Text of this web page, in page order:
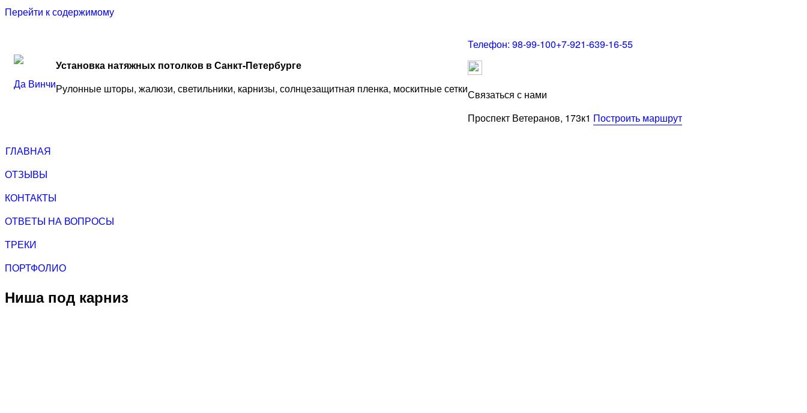
Перейти к содержимому
Да Винчи
Установка натяжных потолков в Санкт-Петербурге
Рулонные шторы, жалюзи, светильники, карнизы, солнцезащитная пленка, москитные сетки
Телефон: 98-99-100+7-921-639-16-55
Связаться с нами
Проспект Ветеранов, 173к1 Построить маршрут
ГЛАВНАЯ
ОТЗЫВЫ
КОНТАКТЫ
ОТВЕТЫ НА ВОПРОСЫ
ТРЕКИ
ПОРТФОЛИО
Ниша под карниз